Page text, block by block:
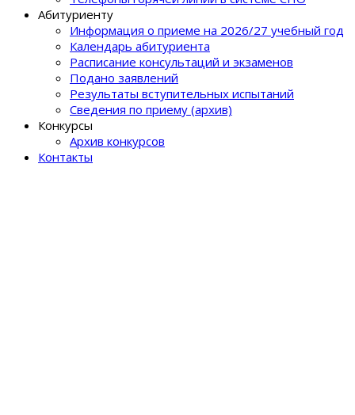
Абитуриенту
Информация о приеме на 2026/27 учебный год
Календарь абитуриента
Расписание консультаций и экзаменов
Подано заявлений
Результаты вступительных испытаний
Сведения по приему (архив)
Конкурсы
Архив конкурсов
Контакты